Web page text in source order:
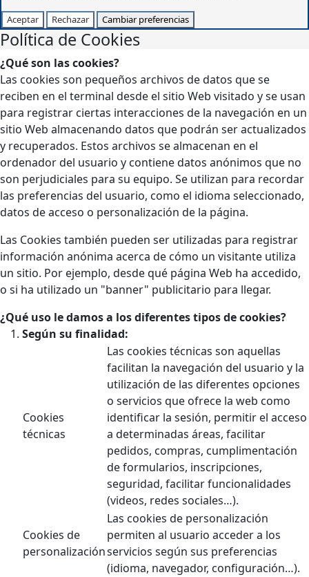
Aceptar Rechazar Cambiar preferencias
Política de Cookies
¿Qué son las cookies?
Las cookies son pequeños archivos de datos que se
reciben en el terminal desde el sitio Web visitado y se usan
para registrar ciertas interacciones de la navegación en un
sitio Web almacenando datos que podrán ser actualizados
y recuperados. Estos archivos se almacenan en el
ordenador del usuario y contiene datos anónimos que no
son perjudiciales para su equipo. Se utilizan para recordar
las preferencias del usuario, como el idioma seleccionado,
datos de acceso o personalización de la página.
Las Cookies también pueden ser utilizadas para registrar
información anónima acerca de cómo un visitante utiliza
un sitio. Por ejemplo, desde qué página Web ha accedido,
o si ha utilizado un "banner" publicitario para llegar.
¿Qué uso le damos a los diferentes tipos de cookies?
Según su finalidad:
Cookies
técnicas
Las cookies técnicas son aquellas
facilitan la navegación del usuario y la
utilización de las diferentes opciones
o servicios que ofrece la web como
identificar la sesión, permitir el acceso
a determinadas áreas, facilitar
pedidos, compras, cumplimentación
de formularios, inscripciones,
seguridad, facilitar funcionalidades
(videos, redes sociales…).
Cookies de
personalización
Las cookies de personalización
permiten al usuario acceder a los
servicios según sus preferencias
(idioma, navegador, configuración…).